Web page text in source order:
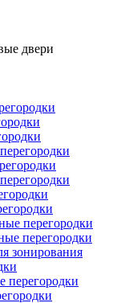
двери
перегородки
перегородки
зонирования
перегородки